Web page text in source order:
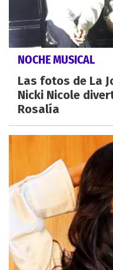
NOCHE MUSICAL
Las fotos de La
Nicki Nicole
Rosalía